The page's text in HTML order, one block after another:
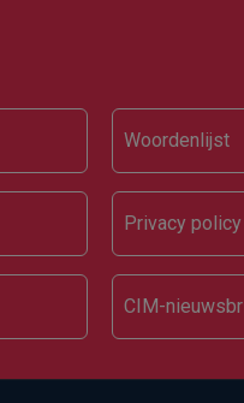
Woordenlijst
Privacy policy
CIM-